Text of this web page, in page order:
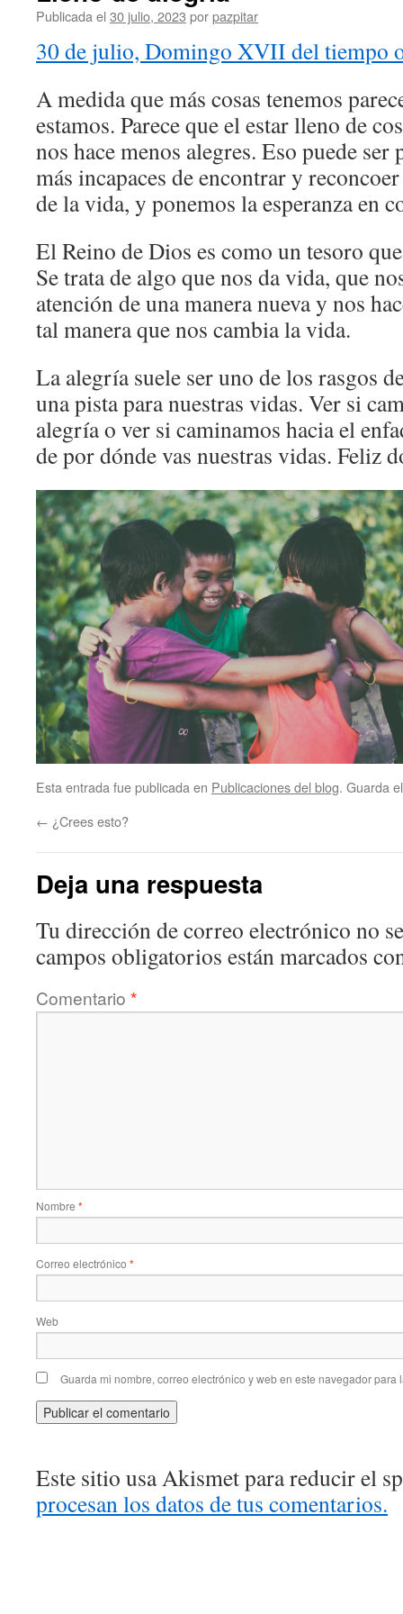
Publicada el 30 julio, 2023 porpazpitar
30 de julio, Domingo XVII del tiempo
A medida que más cosas tenemos
estamos. Parece que el estar lleno de
nos hace menos alegres. Eso puede ser
más incapaces de encontrar y
de la vida, y ponemos la esperanza en
El Reino de Dios es como un tesoro
Se trata de algo que nos da vida, que
atención de una manera nueva y nos
tal manera que nos cambia la vida.
La alegría suele ser uno de los rasgos
una pista para nuestras vidas. Ver si
alegría o ver si caminamos hacia el
de por dónde vas nuestras vidas. Feliz
Esta entrada fue publicada en Publicaciones del blog. Guarda
← ¿Crees esto?
Deja una respuesta
Tu dirección de correo electrónico no
campos obligatorios están marcados
Comentario *
Nombre *
Correo electrónico *
Web
Guarda mi nombre, correo electrónico y web en este navegador para
Este sitio usa Akismet para reducir el
procesan los datos de tus comentarios.